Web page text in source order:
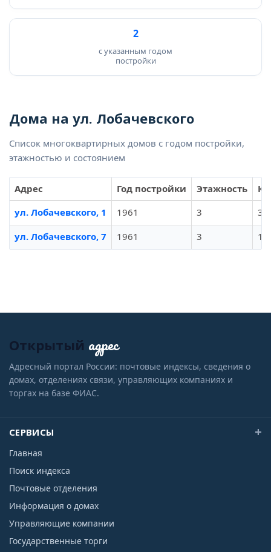
2
с указанным годом
постройки
Дома на ул. Лобачевского
Список многоквартирных домов с годом постройки,
этажностью и состоянием
Адрес Год постройки Этажность
ул. Лобачевского, 1
1961 3
36
ул. Лобачевского, 7
1961 3 18
Открытый адрес
Адресный портал России: почтовые индексы, сведения о
домах, отделениях связи, управляющих компаниях и
торгах на базе ФИАС.
СЕРВИСЫ
Главная
Поиск индекса
Почтовые отделения
Информация о домах
Управляющие компании
Государственные торги